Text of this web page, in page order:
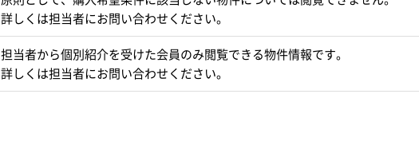
詳しくは担当者にお問い合わせください。
担当者から個別紹介を受けた会員のみ閲覧できる物件情報です。
詳しくは担当者にお問い合わせください。